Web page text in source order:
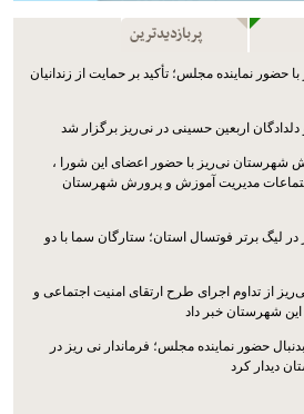
پربازدیدترین
حضور نماینده مجلس؛ تأکید بر حمایت از زندانیان
دلدادگان اربعین حسینی در نی‌ریز برگزار شد
نی‌ریز با حضور اعضای این شورا ،
سالن اجتماعات مدیریت آموزش و پرورش شهرستان
در لیگ برتر فوتسال استان؛ ستارگان سما با دو
از تداوم اجرای طرح ارتقای امنیت اجتماعی و
شهرستان خبر داد
حضور نماینده مجلس؛ فرماندار نی ریز در
دیدار کرد